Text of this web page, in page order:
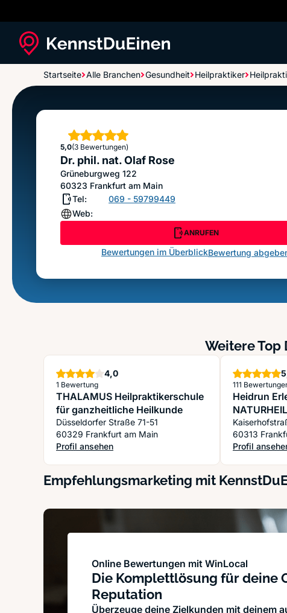
Startseite Alle Branchen Gesundheit Heilpraktiker
Dr. phil. nat. Olaf Rose
5,0
Sterne
(3 Bewertungen)
Dr. phil. nat. Olaf Rose
Grüneburgweg 122
60323 Frankfurt am Main
Tel:
069 - 59799449
Web:
ANRUFEN
Bewertungen im ÜberblickBewertung
Weitere
4,0Sterne
1 Bewertung
THALAMUS Heilpraktikerschule
für ganzheitliche Heilkunde
Düsseldorfer Straße 71-51
60329 Frankfurt am Main
Profil ansehen
: THALAMUS Heilpraktikerschule für ganzheitliche
111
Heidrun
STRESS-
60313
Profil
: Heidrun
Empfehlungsmarketing mit
Online Bewertungen mit WinLocal
Die Komplettlösung für deine
Reputation
Überzeuge deine Zielkunden mit deinem